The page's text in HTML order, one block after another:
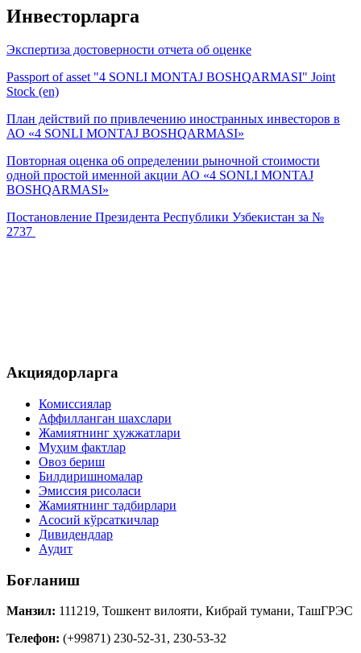
Инвесторларга
Экспертиза достоверности отчета об оценке
Passport of asset "4 SONLI MONTAJ BOSHQARMASI" Joint
Stock (en)
План действий по привлечению иностранных инвесторов в
АО «4 SONLI MONTAJ BOSHQARMASI»
Повторная оценка o6 определении рыночной стоимости
одной простой именной акции АО «4 SONLI MONTAJ
BOSHQARMASI»
Постановление Президента Республики Узбекистан за №
2737
Акциядорларга
Комиссиялар
Аффилланган шахслари
Жамиятнинг ҳужжатлари
Муҳим фактлар
Овоз бериш
Билдиришномалар
Эмиссия рисоласи
Жамиятнинг тадбирлари
Асосий кўрсаткичлар
Дивидендлар
Аудит
Боғланиш
Манзил: 111219, Тошкент вилояти, Кибрай тумани, ТашГРЭС
Телефон: (+99871) 230-52-31, 230-53-32